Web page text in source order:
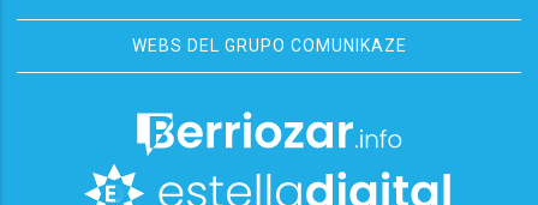
WEBS DEL GRUPO COMUNIKAZE